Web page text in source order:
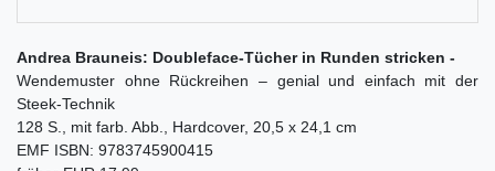
Andrea Brauneis: Doubleface-Tücher in Runden stricken -
Wendemuster ohne Rückreihen – genial und einfach mit der
Steek-Technik
128 S., mit farb. Abb., Hardcover, 20,5 x 24,1 cm
EMF ISBN: 9783745900415